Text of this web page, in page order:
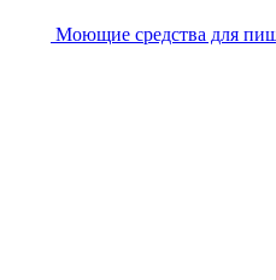
Моющие средства для